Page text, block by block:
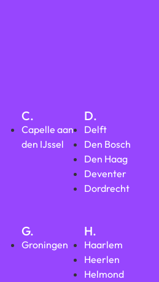
C.
Capelle aan
den IJssel
D.
Delft
Den Bosch
Den Haag
Deventer
Dordrecht
G.
Groningen
H.
Haarlem
Heerlen
Helmond